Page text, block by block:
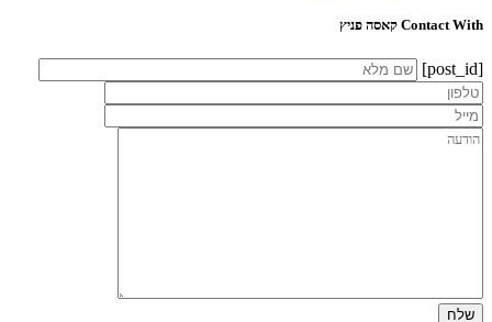
Contact With קאסה פניץ
[post_id]